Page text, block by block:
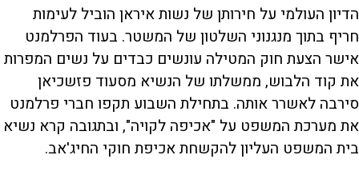
הדיון העולמי על חירותן של נשות איראן הוביל לעימות
חריף בתוך מנגנוני השלטון של המשטר. בעוד הפרלמנט
אישר הצעת חוק המטילה עונשים כבדים על נשים המפרות
את קוד הלבוש, ממשלתו של הנשיא מסעוד פזשכיאן
סירבה לאשרר אותה. בתחילת השבוע תקפו חברי פרלמנט
את מערכת המשפט על "אכיפה לקויה", ובתגובה קרא נשיא
בית המשפט העליון להקשחת אכיפת חוקי החיג'אב.